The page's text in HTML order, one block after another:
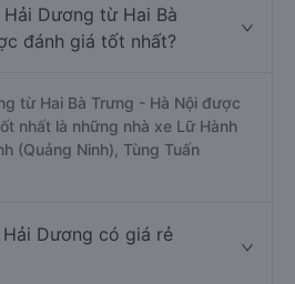
Dương từ Hai Bà
đánh giá tốt nhất?
từ Hai Bà Trưng - Hà Nội được
nhất là những nhà xe Lữ Hành
(Quảng Ninh), Tùng Tuấn
Dương có giá rẻ